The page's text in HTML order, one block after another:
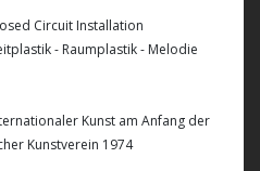
Circuit Installation
- Raumplastik - Melodie
Kunst am Anfang der
Kunstverein 1974